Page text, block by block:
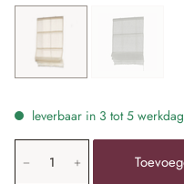
crème
leverbaar in 3 tot 5
Producthoeveelheid: